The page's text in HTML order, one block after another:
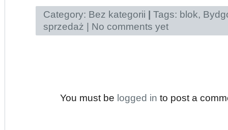
Category: Bez kategorii Tags: blok,
sprzedaż
No comments yet
You must be logged in to post a